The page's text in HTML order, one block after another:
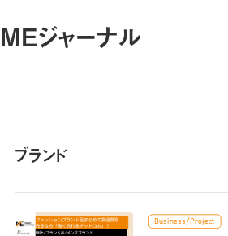
MEジャーナル
ブランド
Business/Project